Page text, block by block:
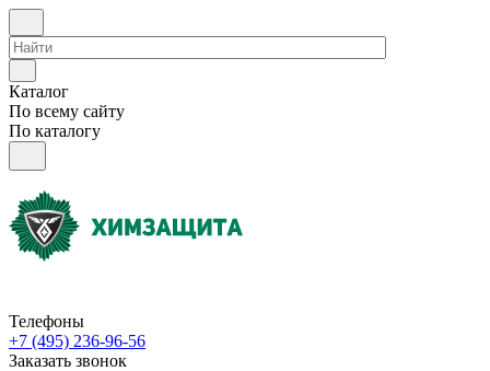
Каталог
По всему сайту
По каталогу
Телефоны
+7 (495) 236-96-56
Заказать звонок